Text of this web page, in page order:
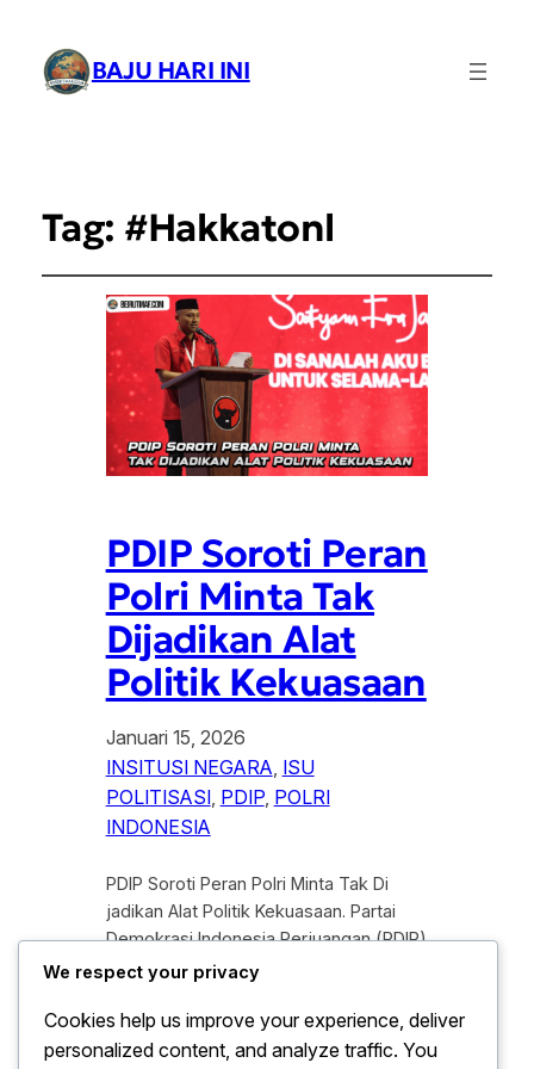
BAJU HARI INI
Tag: #Hakkatonl
PDIP Soroti Peran
Polri Minta Tak
Dijadikan Alat
Politik Kekuasaan
Januari 15, 2026
INSITUSI NEGARA, ISU
POLITISASI, PDIP, POLRI
INDONESIA
PDIP Soroti Peran Polri Minta Tak Di
jadikan Alat Politik Kekuasaan. Partai
Demokrasi Indonesia Perjuangan (PDIP)
kembali menyoroti peran Kepolisian
dinamika politik nasional. Sorotan ini di
sampaikan di tengah meningkatnya
We respect your privacy
Cookies help us improve your experience, deliver
personalized content, and analyze traffic. You